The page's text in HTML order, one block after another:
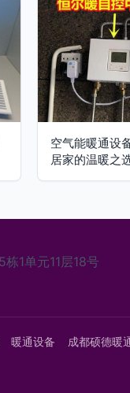
空气能暖通设
居家的温暖之
1单元11层18号
暖通设备 成都硕德暖